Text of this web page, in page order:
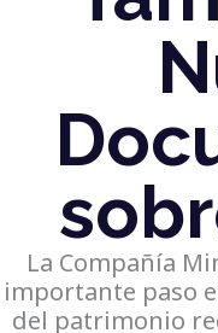
La Compañía
importante paso
del patrimonio